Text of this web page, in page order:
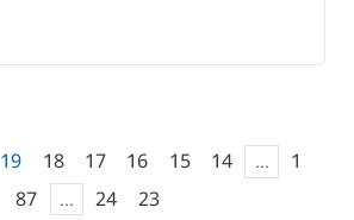
1
...
14
15
16
17
18
19
23
24
...
87